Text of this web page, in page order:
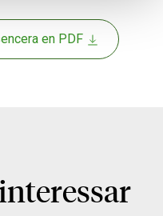
en PDF